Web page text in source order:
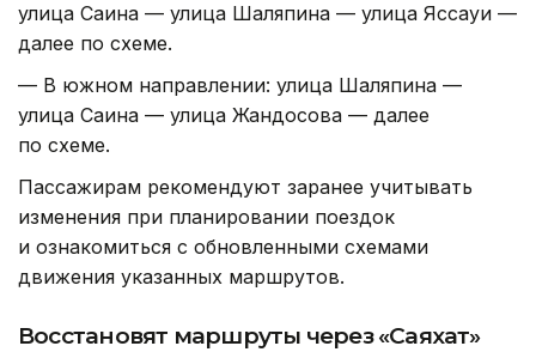
улица Саина — улица Шаляпина — улица Яссауи —
далее по схеме.
— В южном направлении: улица Шаляпина —
улица Саина — улица Жандосова — далее
по схеме.
Пассажирам рекомендуют заранее учитывать
изменения при планировании поездок
и ознакомиться с обновленными схемами
движения указанных маршрутов.
Восстановят маршруты через «Саяхат»